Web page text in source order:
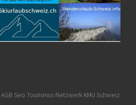
Seo Tourismus Netzwerk KMU Schweiz